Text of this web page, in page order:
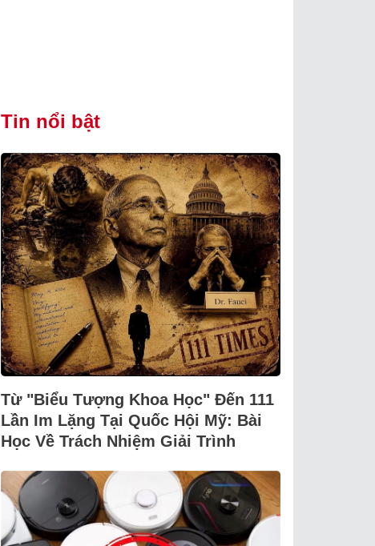
Tin nổi bật
Từ "Biểu Tượng Khoa Học" Đến 111
Lần Im Lặng Tại Quốc Hội Mỹ: Bài
Học Về Trách Nhiệm Giải Trình